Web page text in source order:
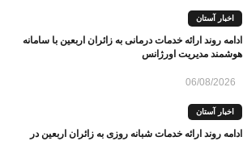
اخبار آستان
ادامه روند ارائه خدمات درمانی به زائران اربعین با سامانه
هوشمند مدیریت اورژانس
06/08/2026
اخبار آستان
ادامه روند ارائه خدمات شبانه روزی به زائران اربعین در